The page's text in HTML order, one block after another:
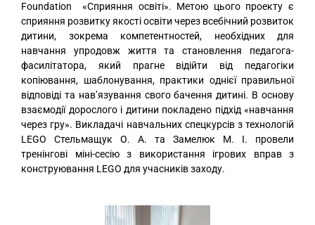
Foundation «Сприяння освіті». Метою цього проекту є
сприяння розвитку якості освіти через всебічний розвиток
дитини, зокрема компетентностей, необхідних для
навчання упродовж життя та становлення педагога-
фасилітатора, який прагне відійти від педагогіки
копіювання, шаблонування, практики однієї правильної
відповіді та нав’язування свого бачення дитині. В основу
взаємодії дорослого і дитини покладено підхід «навчання
через гру». Викладачі навчальних спецкурсів з технологій
LEGO Стельмащук О. А. та Замелюк М. І. провели
тренінгові міні-сесію з використання ігрових вправ з
конструювання LEGO для учасників заходу.